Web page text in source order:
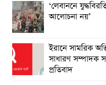
‘লেবাননে
আলোচনা নয়’
ইরানে সামরিক
সাধারণ সম্পাদক
প্রতিবাদ